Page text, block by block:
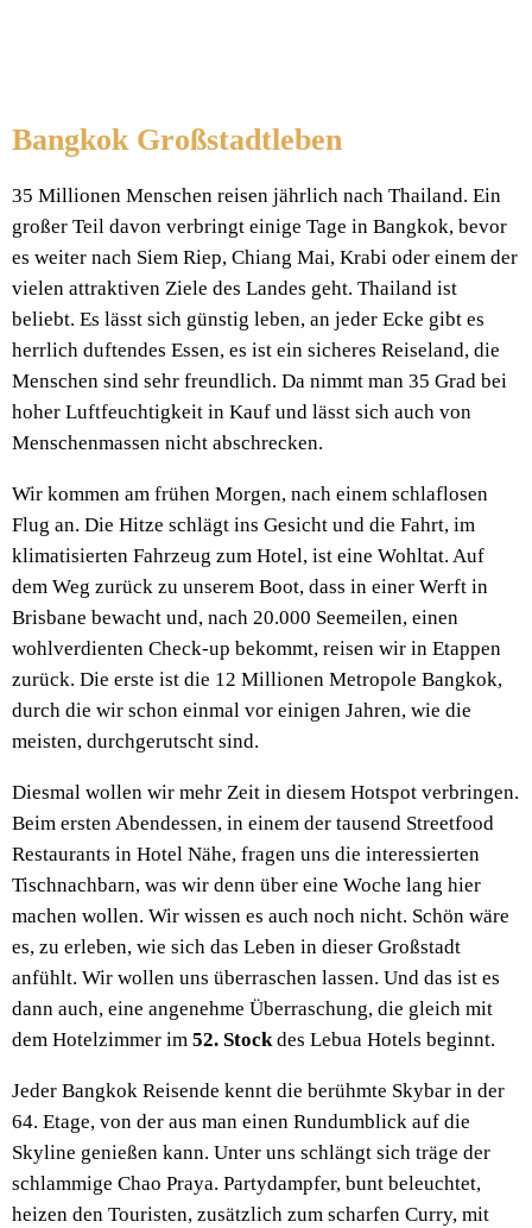
Bangkok Großstadtleben
35 Millionen Menschen reisen jährlich nach Thailand. Ein
großer Teil davon verbringt einige Tage in Bangkok, bevor
es weiter nach Siem Riep, Chiang Mai, Krabi oder einem der
vielen attraktiven Ziele des Landes geht. Thailand ist
beliebt. Es lässt sich günstig leben, an jeder Ecke gibt es
herrlich duftendes Essen, es ist ein sicheres Reiseland, die
Menschen sind sehr freundlich. Da nimmt man 35 Grad bei
hoher Luftfeuchtigkeit in Kauf und lässt sich auch von
Menschenmassen nicht abschrecken.
Wir kommen am frühen Morgen, nach einem schlaflosen
Flug an. Die Hitze schlägt ins Gesicht und die Fahrt, im
klimatisierten Fahrzeug zum Hotel, ist eine Wohltat. Auf
dem Weg zurück zu unserem Boot, dass in einer Werft in
Brisbane bewacht und, nach 20.000 Seemeilen, einen
wohlverdienten Check-up bekommt, reisen wir in Etappen
zurück. Die erste ist die 12 Millionen Metropole Bangkok,
durch die wir schon einmal vor einigen Jahren, wie die
meisten, durchgerutscht sind.
Diesmal wollen wir mehr Zeit in diesem Hotspot verbringen.
Beim ersten Abendessen, in einem der tausend Streetfood
Restaurants in Hotel Nähe, fragen uns die interessierten
Tischnachbarn, was wir denn über eine Woche lang hier
machen wollen. Wir wissen es auch noch nicht. Schön wäre
es, zu erleben, wie sich das Leben in dieser Großstadt
anfühlt. Wir wollen uns überraschen lassen. Und das ist es
dann auch, eine angenehme Überraschung, die gleich mit
dem Hotelzimmer im 52. Stockdes Lebua Hotels beginnt.
Jeder Bangkok Reisende kennt die berühmte Skybar in der
64. Etage, von der aus man einen Rundumblick auf die
Skyline genießen kann. Unter uns schlängt sich träge der
schlammige Chao Praya. Partydampfer, bunt beleuchtet,
heizen den Touristen, zusätzlich zum scharfen Curry, mit